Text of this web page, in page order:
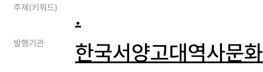
주제(키워드) .
발행기관 한국서양고대역사문